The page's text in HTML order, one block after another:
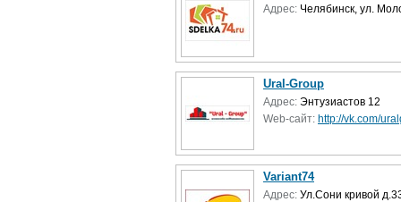
Адрес: Челябинск, ул.
Ural-Group
Адрес: Энтузиастов 12
Web-сайт: http://vk.com/
Variant74
Адрес: Ул.Сони кривой